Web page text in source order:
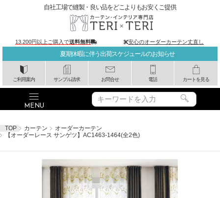
夏期休暇に伴う出荷スケジュールのお知らせ
ご利用案内 サンプル請求 お問合せ 電話 カートを見る
自社工場で縫製・良い品をどこよりもお安くご提供
13,200円以上ご購入で送料無料 安心のオーダーカーテン丈直し
TOP カーテン
オーダーカーテン
【オーダーレース サンゲツ】AC1463-1464(全2色)